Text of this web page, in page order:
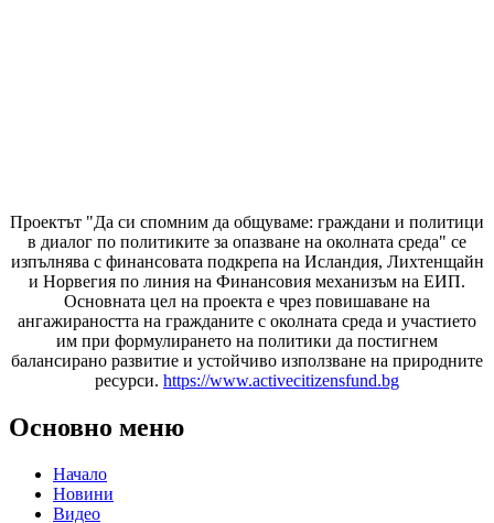
Проектът "Да си спомним да общуваме: граждани и политици
в диалог по политиките за опазване на околната среда" се
изпълнява с финансовата подкрепа на Исландия, Лихтенщайн
и Норвегия по линия на Финансовия механизъм на ЕИП.
Основната цел на проекта е чрез повишаване на
ангажираността на гражданите с околната среда и участието
им при формулирането на политики да постигнем
балансирано развитие и устойчиво използване на природните
ресурси. https://www.activecitizensfund.bg
Основно меню
Начало
Новини
Видео